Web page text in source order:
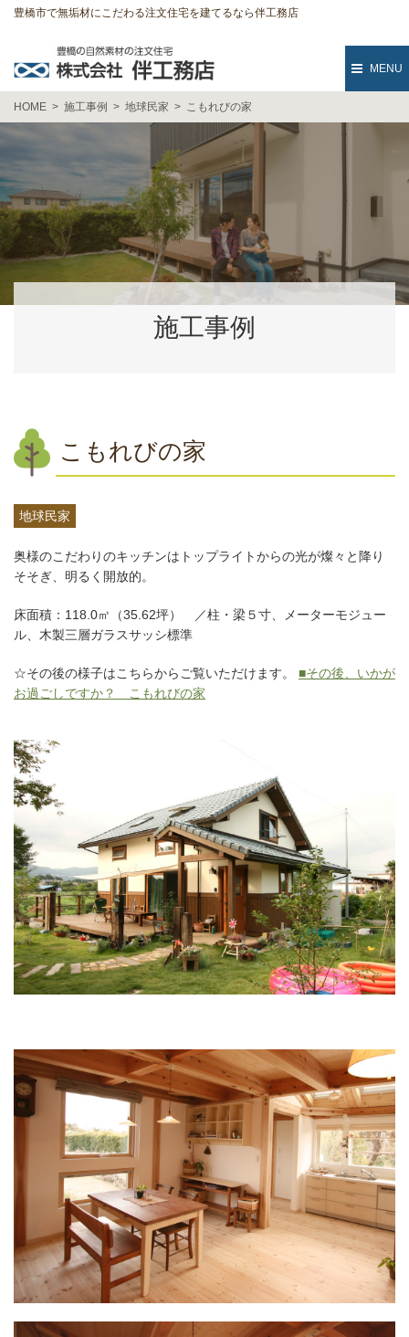
豊橋市で無垢材にこだわる注文住宅を建てるなら伴工務店
MENU
HOME 施工事例 地球民家 こもれびの家
施工事例
こもれびの家
地球民家
奥様のこだわりのキッチンはトップライトからの光が燦々と降り
そそぎ、明るく開放的。
床面積：118.0㎡（35.62坪） ／柱・梁５寸、メーターモジュー
ル、木製三層ガラスサッシ標準
☆その後の様子はこちらからご覧いただけます。 ■その後、いかが
お過ごしですか？ こもれびの家